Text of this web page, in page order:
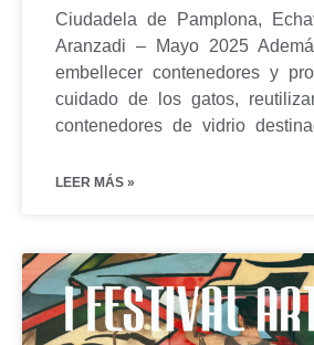
Ciudadela de Pamplona,
Aranzadi – Mayo 2025
embellecer contenedores y
cuidado de los gatos,
contenedores de vidrio
LEER MÁS »